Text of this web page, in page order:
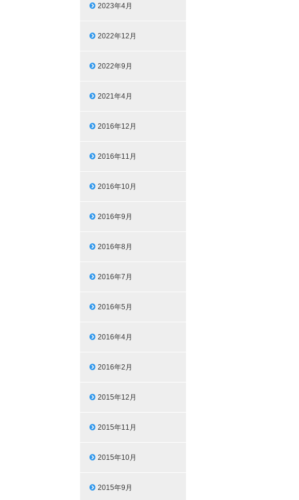
2023年4月
2022年12月
2022年9月
2021年4月
2016年12月
2016年11月
2016年10月
2016年9月
2016年8月
2016年7月
2016年5月
2016年4月
2016年2月
2015年12月
2015年11月
2015年10月
2015年9月